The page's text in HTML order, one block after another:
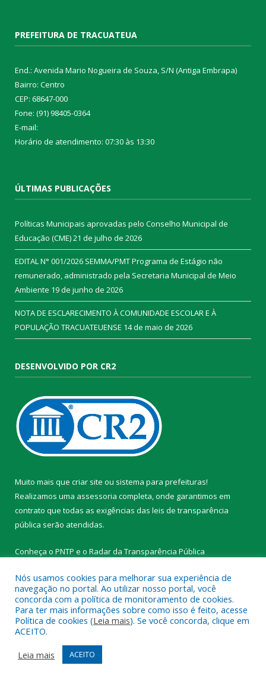
PREFEITURA DE TRACUATEUA
End.: Avenida Mario Nogueira de Souza, S/N (Antiga Embrapa)
Bairro: Centro
CEP: 68647-000
Fone: (91) 98405-0364
E-mail:
Horário de atendimento: 07:30 às 13:30
ÚLTIMAS PUBLICAÇÕES
Políticas Municipais aprovadas pelo Conselho Municipal de
Educação (CME)21 de julho de 2026
EDITAL N° 001/2026 SEMMA/PMT Programa de Estágio não
remunerado, administrado pela Secretaria Municipal de Meio
Ambiente 19 de junho de 2026
NOTA DE ESCLARECIMENTO À COMUNIDADE ESCOLAR E À
POPULAÇÃO TRACUATEUENSE 14 de maio de 2026
DESENVOLVIDO POR CR2
Muito mais que criar site ou sistema para prefeituras!
Realizamos uma assessoria completa, onde garantimos em
contrato que todas as exigências das leis de transparência
pública serão atendidas.
Conheça o PNTP e o Radar da Transparência Pública
Todos os direitos reservados a Prefeitura Municipal de
Tracuateua.
Mapa do Site
Acessar Área Administrativa
Acessar Webmail
Nós usamos cookies para melhorar sua experiência de
navegação no portal. Ao utilizar nosso portal, você
concorda com a política de monitoramento de cookies.
Para ter mais informações sobre como isso é feito, acesse
Política de cookies (Leia mais). Se você concorda, clique em
ACEITO.
Leia mais
ACEITO